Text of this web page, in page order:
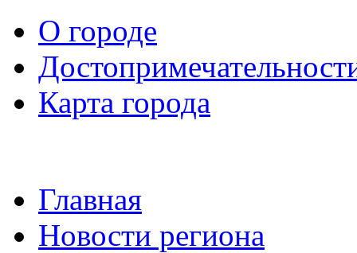
О городе
Карта города
Главная
Новости региона